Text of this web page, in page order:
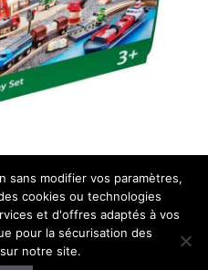
sans modifier vos paramètres,
cookies ou technologies
et d'offres adaptés à vos
pour la sécurisation des
notre site.